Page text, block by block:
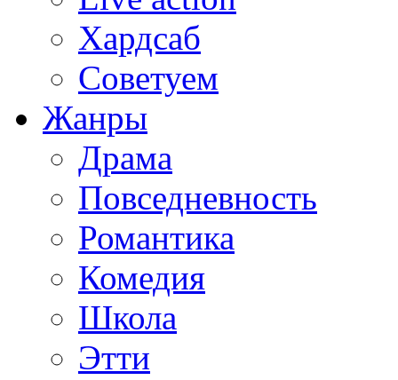
Хардсаб
Советуем
Жанры
Драма
Повседневность
Романтика
Комедия
Школа
Этти